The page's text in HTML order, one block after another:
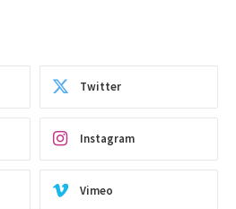
Twitter
Instagram
Vimeo